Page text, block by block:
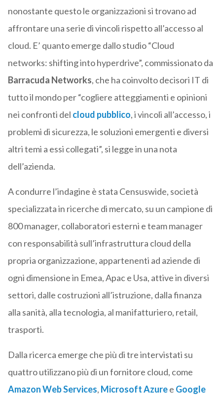
nonostante questo le organizzazioni si trovano ad
affrontare una serie di vincoli rispetto all’accesso al
cloud. E’ quanto emerge dallo studio “Cloud
networks: shifting into hyperdrive”, commissionato da
Barracuda Networks, che ha coinvolto decisori IT di
tutto il mondo per “cogliere atteggiamenti e opinioni
nei confronti del cloud pubblico, i vincoli all’accesso, i
problemi di sicurezza, le soluzioni emergenti e diversi
altri temi a essi collegati”, si legge in una nota
dell’azienda.
A condurre l’indagine è stata Censuswide, società
specializzata in ricerche di mercato, su un campione di
800 manager, collaboratori esterni e team manager
con responsabilità sull’infrastruttura cloud della
propria organizzazione, appartenenti ad aziende di
ogni dimensione in Emea, Apac e Usa, attive in diversi
settori, dalle costruzioni all’istruzione, dalla finanza
alla sanità, alla tecnologia, al manifatturiero, retail,
trasporti.
Dalla ricerca emerge che più di tre intervistati su
quattro utilizzano più di un fornitore cloud, come
Amazon Web Services, Microsoft Azuree Google